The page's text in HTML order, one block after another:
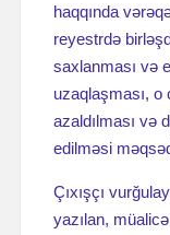
haqqında
reyestrdə
saxlanması və
uzaqlaşması, o
azaldılması və
edilməsi
Çıxışçı
yazılan,